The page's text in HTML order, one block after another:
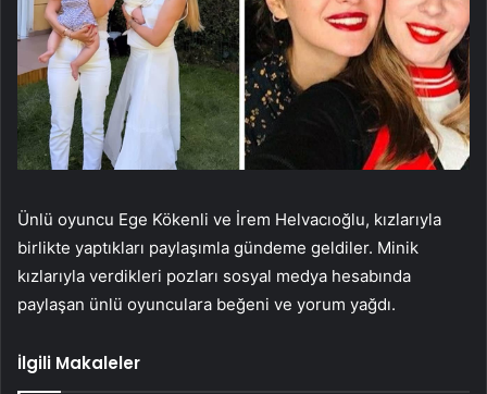
Ünlü oyuncu Ege Kökenli ve İrem Helvacıoğlu, kızlarıyla
birlikte yaptıkları paylaşımla gündeme geldiler. Minik
kızlarıyla verdikleri pozları sosyal medya hesabında
paylaşan ünlü oyunculara beğeni ve yorum yağdı.
İlgili Makaleler